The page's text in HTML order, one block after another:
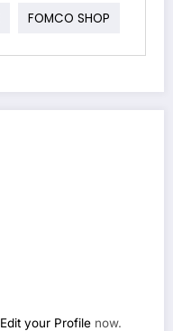
FOMCO SHOP
Edit your Profile now.